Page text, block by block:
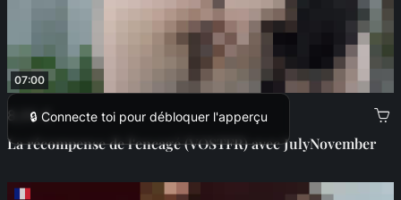
07:00
🔒 Connecte toi pour débloquer l'apperçu
8,00 €
La récompense de l'encagé (VOSTFR) avec JulyNovember